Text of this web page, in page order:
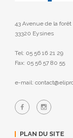
43 Avenue de la forêt
33320 Eysines
Tel: 05 56 16 21 29
Fax: 05 56 57 80 55
e-mail:
PLAN DU SITE